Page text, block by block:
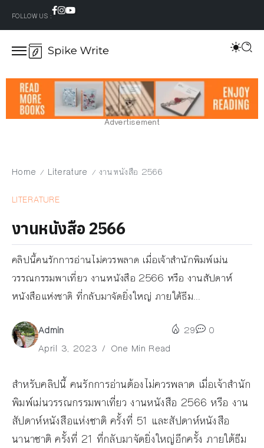
FOLLOW US :
Advertisement
Home / Literature / งานหนังสือ 2566
LITERATURE
งานหนังสือ 2566
คลิปนี้คนรักการอ่านไม่ควรพลาด เมื่อเจ้าสำนักพิมพ์เม่น
วรรณกรรมพาเที่ยว งานหนังสือ 2566 หรือ งานสัปดาห์
หนังสือแห่งชาติ ที่กลับมาจัดยิ่งใหญ่ ภายใต้ธีม...
Admin
April 3, 2023
One Min Read
29 0
สำหรับคลิปนี้ คนรักการอ่านต้องไม่ควรพลาด เมื่อเจ้าสำนัก
พิมพ์เม่นวรรณกรรมพาเที่ยว งานหนังสือ 2566 หรือ งาน
สัปดาห์หนังสือแห่งชาติ ครั้งที่ 51 และสัปดาห์หนังสือ
นานาชาติ ครั้งที่ 21 ที่กลับมาจัดยิ่งใหญ่อีกครั้ง ภายใต้ธีม